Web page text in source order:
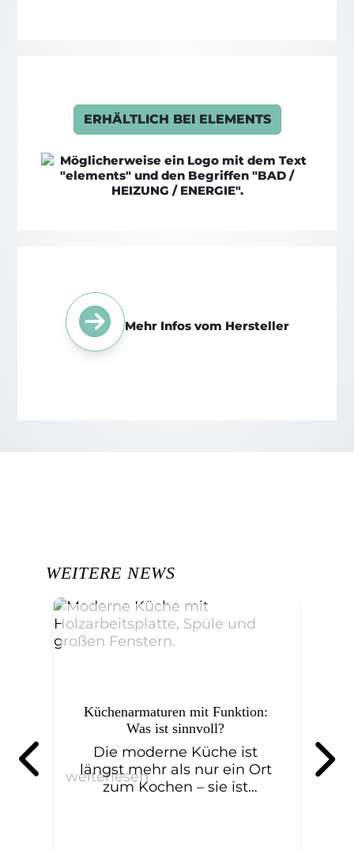
ERHÄLTLICH BEI ELEMENTS
Mehr Infos vom Hersteller
WEITERE NEWS
Küchenarmaturen mit Funktion:
Was ist sinnvoll?
Die moderne Küche ist
längst mehr als nur ein Ort
zum Kochen – sie ist
weiterlesen